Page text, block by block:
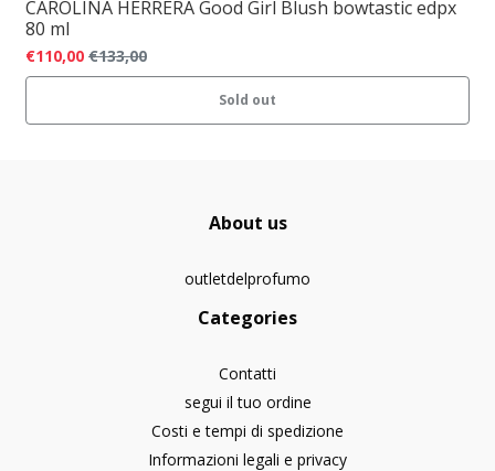
CAROLINA HERRERA Good Girl Blush bowtastic edpx
80 ml
€110,00 €133,00
Sold out
About us
outletdelprofumo
Categories
Contatti
segui il tuo ordine
Costi e tempi di spedizione
Informazioni legali e privacy